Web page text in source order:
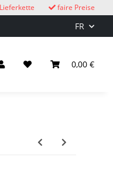
faire Preise
FR
0,00 €
électricité